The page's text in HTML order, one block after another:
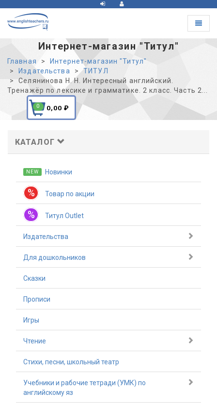
Toggle
Интернет-магазин "Титул"
Главная
Интернет-магазин "Титул"
Издательства
ТИТУЛ
Селянинова Н. Н. Интересный английский.
Тренажёр по лексике и грамматике. 2 класс. Часть 2...
0 0,00 ₽
КАТАЛОГ
NEW Новинки
% Товар по акции
% Титул Outlet
Издательства
Для дошкольников
Сказки
Прописи
Игры
Чтение
Стихи, песни, школьный театр
Учебники и рабочие тетради (УМК) по
английскому яз